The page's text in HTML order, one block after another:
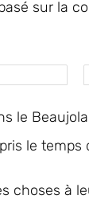
sur la
le
le temps
choses à